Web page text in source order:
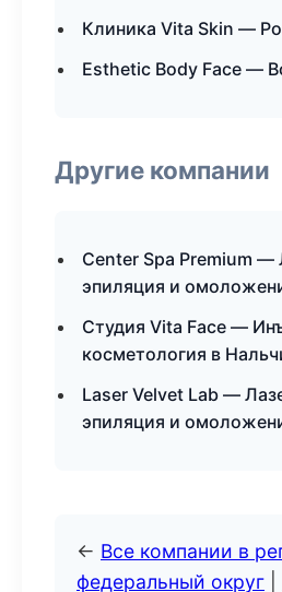
Клиника Vita Skin —
Esthetic Body Face —
Другие компании
Center Spa Premium —
эпиляция и
Студия Vita Face —
косметология в
Laser Velvet Lab —
эпиляция и
← Все компании в
федеральный округ